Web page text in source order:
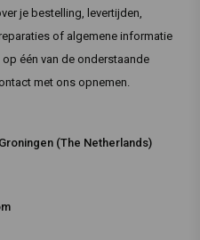
je bestelling, levertijden,
of algemene informatie
op één van de onderstaande
met ons opnemen.
(The Netherlands)